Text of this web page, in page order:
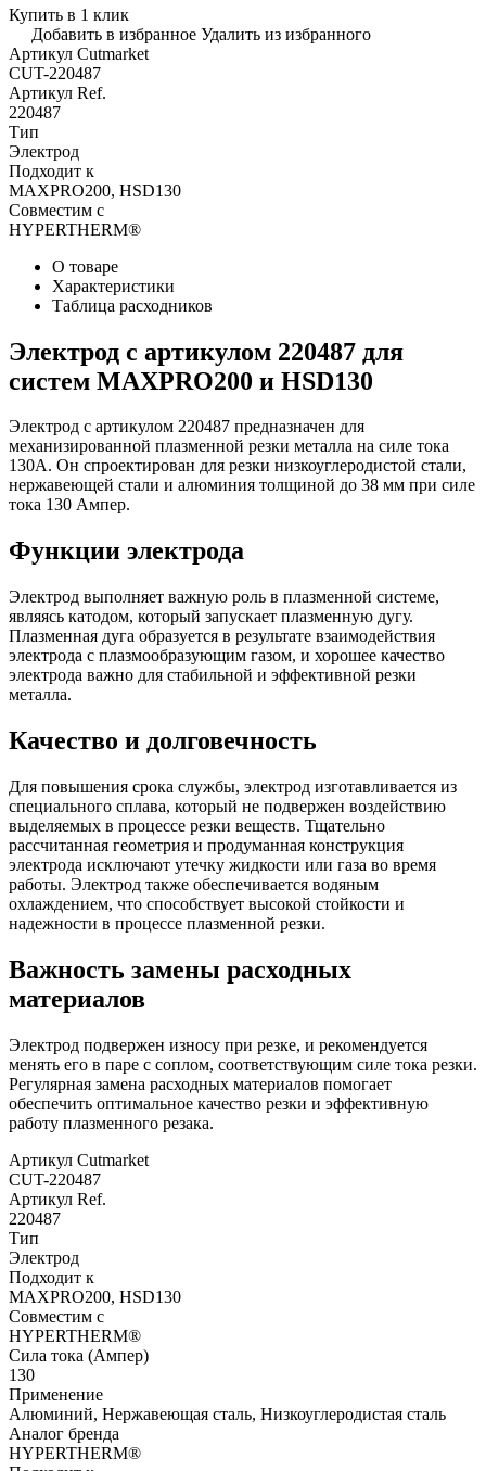
Купить в 1 клик
Добавить в избранное Удалить из избранного
Артикул Cutmarket
CUT-220487
Артикул Ref.
220487
Тип
Электрод
Подходит к
MAXPRO200, HSD130
Совместим с
HYPERTHERM®
О товаре
Характеристики
Таблица расходников
Электрод с артикулом 220487 для
систем MAXPRO200 и HSD130
Электрод с артикулом 220487 предназначен для
механизированной плазменной резки металла на силе тока
130А. Он спроектирован для резки низкоуглеродистой стали,
нержавеющей стали и алюминия толщиной до 38 мм при силе
тока 130 Ампер.
Функции электрода
Электрод выполняет важную роль в плазменной системе,
являясь катодом, который запускает плазменную дугу.
Плазменная дуга образуется в результате взаимодействия
электрода с плазмообразующим газом, и хорошее качество
электрода важно для стабильной и эффективной резки
металла.
Качество и долговечность
Для повышения срока службы, электрод изготавливается из
специального сплава, который не подвержен воздействию
выделяемых в процессе резки веществ. Тщательно
рассчитанная геометрия и продуманная конструкция
электрода исключают утечку жидкости или газа во время
работы. Электрод также обеспечивается водяным
охлаждением, что способствует высокой стойкости и
надежности в процессе плазменной резки.
Важность замены расходных
материалов
Электрод подвержен износу при резке, и рекомендуется
менять его в паре с соплом, соответствующим силе тока резки.
Регулярная замена расходных материалов помогает
обеспечить оптимальное качество резки и эффективную
работу плазменного резака.
Артикул Cutmarket
CUT-220487
Артикул Ref.
220487
Тип
Электрод
Подходит к
MAXPRO200, HSD130
Совместим с
HYPERTHERM®
Сила тока (Ампер)
130
Применение
Алюминий, Нержавеющая сталь, Низкоуглеродистая сталь
Аналог бренда
HYPERTHERM®